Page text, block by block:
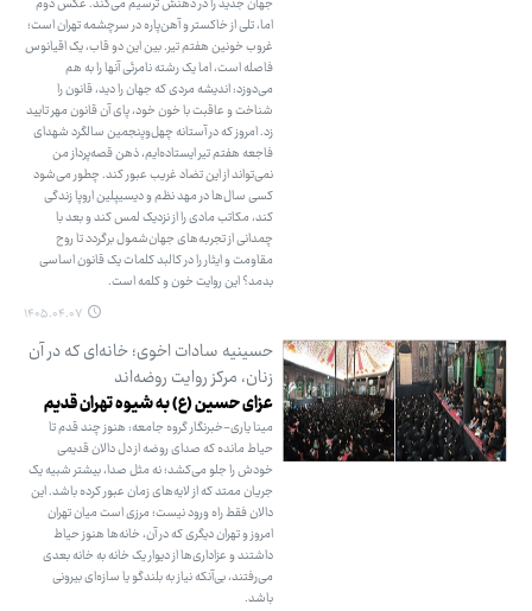
اما، تلی از خاکستر و آهن‌پاره در سرچشمه تهران است؛
غروب خونین هفتم تیر. بین این دو قاب، یک اقیانوس
فاصله است، اما یک رشته نامرئی آنها را به هم
می‌دوزد: اندیشه مردی که جهان را دید، قانون را
شناخت و عاقبت با خون خود، پای آن قانون مهر تایید
زد. امروز که در آستانه چهل‌وپنجمین سالگرد شهدای
فاجعه هفتم تیر ایستاده‌ایم، ذهن قصه‌پرداز من
نمی‌تواند از این تضاد غریب عبور کند. چطور می‌شود
کسی سال‌ها در مهد نظم و دیسیپلین اروپا زندگی
کند، مکاتب مادی را از نزدیک لمس کند و بعد با
چمدانی از تجربه‌های جهان‌شمول برگردد تا روح
مقاومت و ایثار را در کالبد کلمات یک قانون اساسی
بدمد؟ این روایت خون و کلمه است.
۱۴۰۵.۰۴.۰۷
حسینیه سادات اخوی؛ خانه‌ای که در آن
زنان، مرکز روایت روضه‌اند
عزای حسین (ع) به شیوه تهران قدیم
مینا یاری-خبرنگار گروه جامعه: هنوز چند قدم تا
حیاط مانده که صدای روضه از دل دالان قدیمی
خودش را جلو می‌کشد؛ نه مثل صدا، بیشتر شبیه یک
جریان ممتد که از لایه‌های زمان عبور کرده باشد. این
دالان فقط راه ورود نیست؛ مرزی است میان تهران
امروز و تهران دیگری که در آن، خانه‌ها هنوز حیاط
داشتند و عزاداری‌ها از دیوار یک خانه به خانه بعدی
می‌رفتند، بی‌آنکه نیاز به بلندگو یا سازه‌ای بیرونی
باشد.